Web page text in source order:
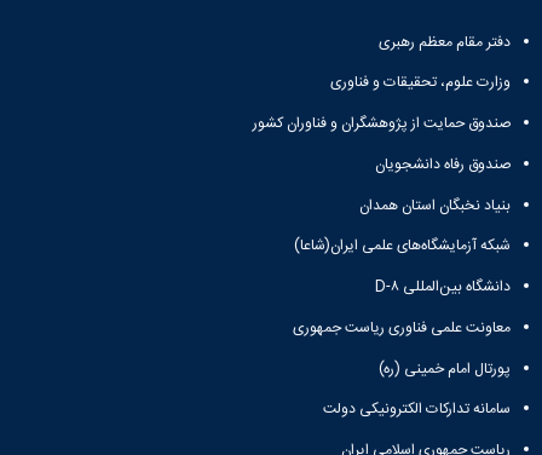
دفتر مقام معظم رهبری
وزارت علوم، تحقیقات و فناوری
صندوق حمایت از پژوهشگران و فناوران کشور
صندوق رفاه دانشجویان
بنیاد نخبگان استان همدان
شبکه آزمایشگاه‌های علمی ایران(شاعا)
دانشگاه بین‌المللی D-۸
معاونت علمی فناوری ریاست جمهوری
پورتال امام خمینی (ره)
سامانه تدارکات الکترونیکی دولت
ریاست جمهوری اسلامی ایران